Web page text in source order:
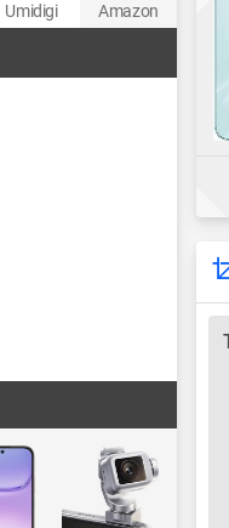
Umidigi Amazon